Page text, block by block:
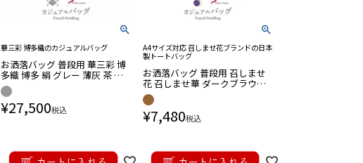
華三彩 博多織のカジュアルバッグ
お洒落バッグ 普段用 華三彩 博
多織 博多 絹 グレー 薄灰 茶 献
上柄 蔓唐草 日本製 トート 伝統
工芸品
¥27,500税込
A4サイズ対応 召しませ花ブランドの日本
製トートバッグ
お洒落バッグ 普段用 召しませ
花 召しませ華 ダークブラウン
ベージュ こげ茶 生成り お月見
ネコ 猫 日本製 トート バッグ き
もの 鞄 カバン A4
¥7,480税込